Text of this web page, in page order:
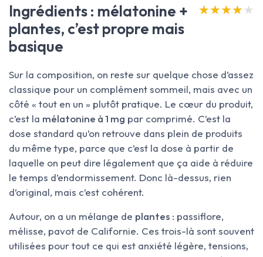
Ingrédients : mélatonine +
plantes, c’est propre mais
basique
★★★★★
★★★★★
Sur la composition, on reste sur quelque chose d’assez
classique pour un complément sommeil, mais avec un
côté « tout en un » plutôt pratique. Le cœur du produit,
c’est la mélatonine à 1 mg par comprimé. C’est la
dose standard qu’on retrouve dans plein de produits
du même type, parce que c’est la dose à partir de
laquelle on peut dire légalement que ça aide à réduire
le temps d’endormissement. Donc là-dessus, rien
d’original, mais c’est cohérent.
Autour, on a un mélange de plantes : passiflore,
mélisse, pavot de Californie. Ces trois-là sont souvent
utilisées pour tout ce qui est anxiété légère, tensions,